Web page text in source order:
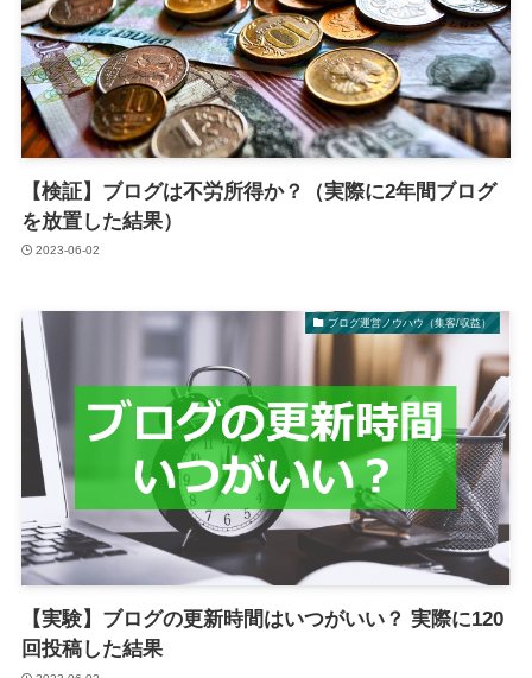
【検証】ブログは不労所得か？（実際に2年間ブログ
を放置した結果）
2023-06-02
ブログ運営ノウハウ（集客/収益）
【実験】ブログの更新時間はいつがいい？ 実際に120
回投稿した結果